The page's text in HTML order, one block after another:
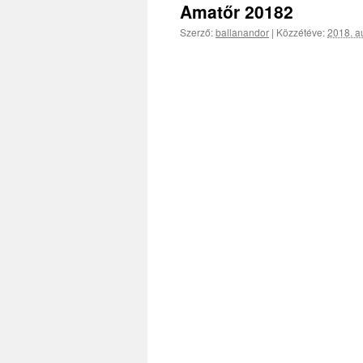
Amatőr 20182
Szerző:ballanandor | Közzétéve:2018.